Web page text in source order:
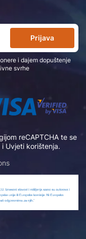
reCAPTCHA te se
i Uvjeti korištenja.
Prijava
i dajem dopuštenje
svrhe